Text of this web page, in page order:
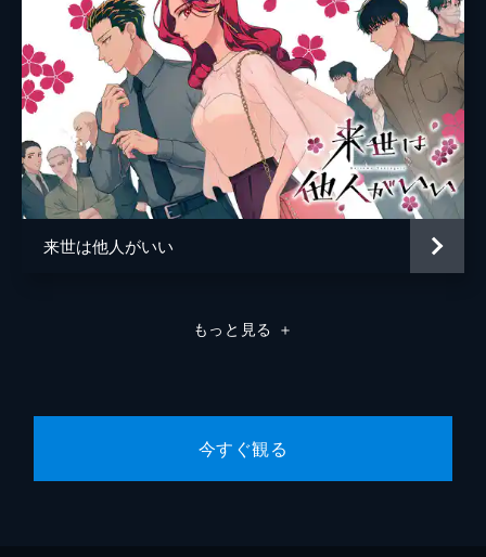
来世は他人がいい
もっと見る ＋
今すぐ観る